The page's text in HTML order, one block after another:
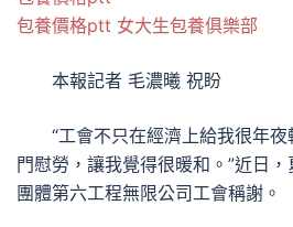
包養價格ptt 女大生包養俱樂部
本報記者 毛濃曦 祝盼
“工會不只在經濟上給我很年
門慰勞，讓我覺得很暖和。”近日
團體第六工程無限公司工會稱謝。